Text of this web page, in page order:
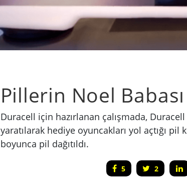
Pillerin Noel Babası
Duracell için hazırlanan çalışmada,
yaratılarak hediye oyuncakları yol açtığı
boyunca pil dağıtıldı.
5 2